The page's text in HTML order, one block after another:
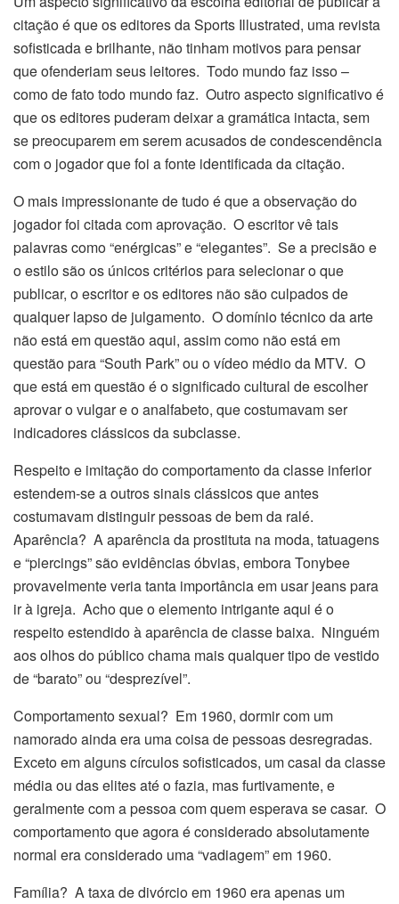
citação é que os editores da Sports Illustrated, uma revista
sofisticada e brilhante, não tinham motivos para pensar
que ofenderiam seus leitores. Todo mundo faz isso –
como de fato todo mundo faz. Outro aspecto significativo é
que os editores puderam deixar a gramática intacta, sem
se preocuparem em serem acusados ​​de condescendência
com o jogador que foi a fonte identificada da citação.
O mais impressionante de tudo é que a observação do
jogador foi citada com aprovação. O escritor vê tais
palavras como “enérgicas” e “elegantes”. Se a precisão e
o estilo são os únicos critérios para selecionar o que
publicar, o escritor e os editores não são culpados de
qualquer lapso de julgamento. O domínio técnico da arte
não está em questão aqui, assim como não está em
questão para “South Park” ou o vídeo médio da MTV. O
que está em questão é o significado cultural de escolher
aprovar o vulgar e o analfabeto, que costumavam ser
indicadores clássicos da subclasse.
Respeito e imitação do comportamento da classe inferior
estendem-se a outros sinais clássicos que antes
costumavam distinguir pessoas de bem da ralé.
Aparência? A aparência da prostituta na moda, tatuagens
e “piercings” são evidências óbvias, embora Tonybee
provavelmente veria tanta importância em usar jeans para
ir à igreja. Acho que o elemento intrigante aqui é o
respeito estendido à aparência de classe baixa. Ninguém
aos olhos do público chama mais qualquer tipo de vestido
de “barato” ou “desprezível”.
Comportamento sexual? Em 1960, dormir com um
namorado ainda era uma coisa de pessoas desregradas.
Exceto em alguns círculos sofisticados, um casal da classe
média ou das elites até o fazia, mas furtivamente, e
geralmente com a pessoa com quem esperava se casar. O
comportamento que agora é considerado absolutamente
normal era considerado uma “vadiagem” em 1960.
Família? A taxa de divórcio em 1960 era apenas um